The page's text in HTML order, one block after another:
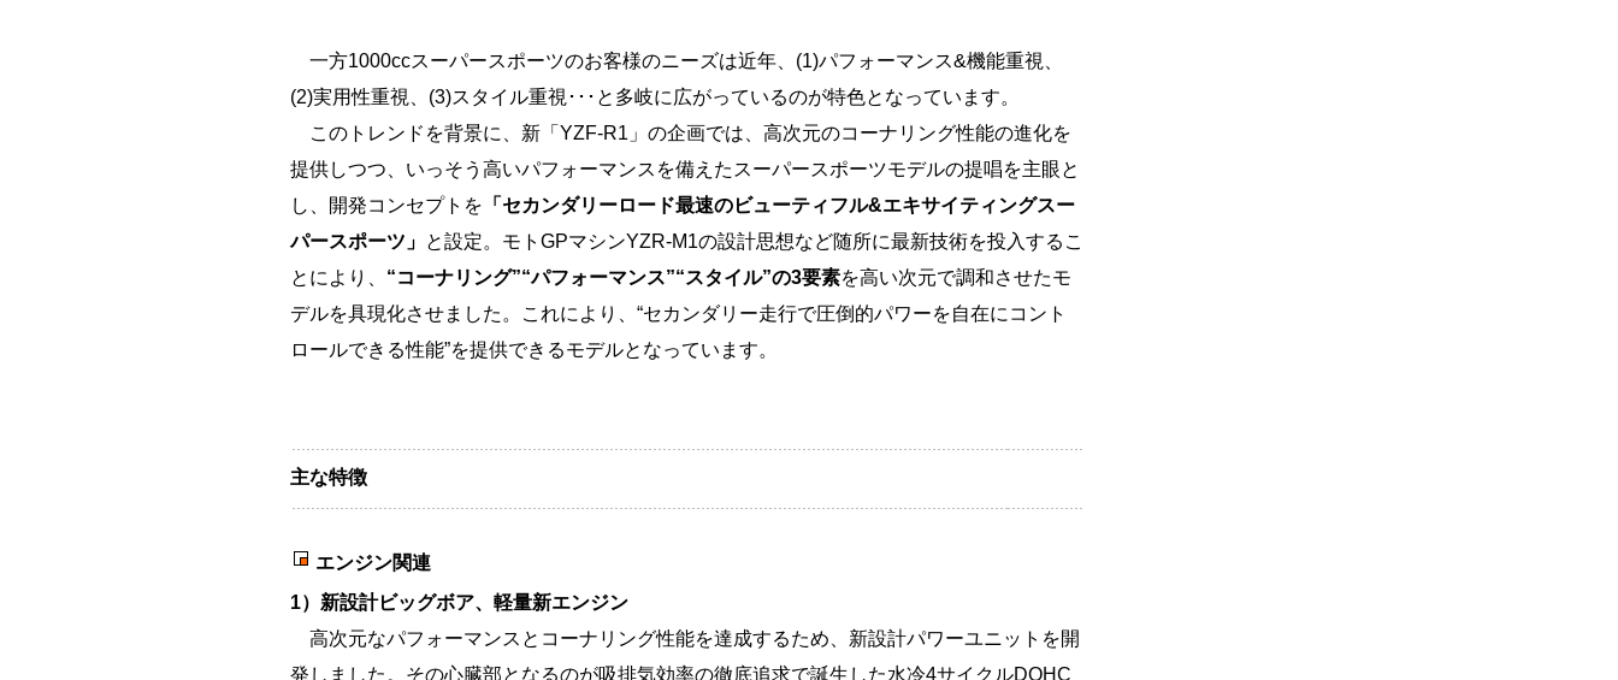
一方1000ccスーパースポーツのお客様のニーズは近年、(1)パフォーマンス&機能重視、
(2)実用性重視、(3)スタイル重視･･･と多岐に広がっているのが特色となっています。
このトレンドを背景に、新「YZF-R1」の企画では、高次元のコーナリング性能の進化を
提供しつつ、いっそう高いパフォーマンスを備えたスーパースポーツモデルの提唱を主眼と
し、開発コンセプトを 「セカンダリーロード最速のビューティフル&エキサイティングスー
パースポーツ」 と設定。モトGPマシンYZR-M1の設計思想など随所に最新技術を投入するこ
とにより、 “コーナリング”“パフォーマンス”“スタイル”の3要素を高い次元で調和させたモ
デルを具現化させました。これにより、“セカンダリー走行で圧倒的パワーを自在にコント
ロールできる性能”を提供できるモデルとなっています。
主な特徴
エンジン関連
1）新設計ビッグボア、軽量新エンジン
高次元なパフォーマンスとコーナリング性能を達成するため、新設計パワーユニットを開
発しました。その心臓部となるのが吸排気効率の徹底追求で誕生した水冷4サイクルDOHC